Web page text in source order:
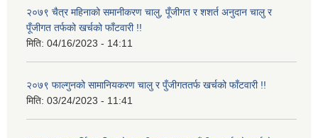
२०७९ चैत्र महिनाको समानीकरण चालु, पूँजीगत र शशर्त अनुदान चालु र
पूँजीगत तर्फको खर्चको फाँटवारी !!
मिति: 04/16/2023 - 14:11
२०७९ फाल्गुनको सामानियकरण चालु र पुँजीगततर्फ खर्चको फाँटवारी !!
मिति: 03/24/2023 - 11:41